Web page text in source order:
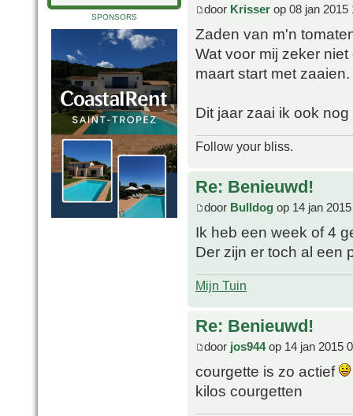
SPONSORS
door Krisser op 08 jan 2015
Zaden van m'n
Wat voor mij zeker
maart start met zaaien.
Dit jaar zaai ik ook
Follow your bliss.
Re: Benieuwd!
door Bulldog op 14 jan
Ik heb een week of 4
Der zijn er toch al een
Mijn Tuin
Re: Benieuwd!
door jos944op 14 jan 2015
courgette is zo actief
kilos courgetten